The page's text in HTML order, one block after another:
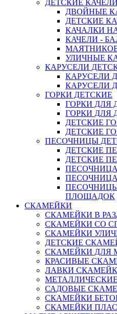
ДЕТСКИЕ КАЧЕЛИ
ДВОЙНЫЕ
ДЕТСКИЕ
КАЧАЛКИ
КАЧЕЛИ -
УЛИЧНЫЕ
КАРУСЕЛИ
КАРУСЕЛИ
КАРУСЕЛИ
ГОРКИ ДЕТСКИЕ
ГОРКИ ДЛЯ
ГОРКИ ДЛЯ
ДЕТСКИЕ
ДЕТСКИЕ
ПЕСОЧНИЦЫ
ДЕТСКИЕ
ДЕТСКИЕ
ПЛОЩАДОК
СКАМЕЙКИ
СКАМЕЙКИ В
СКАМЕЙКИ СО
СКАМЕЙКИ
ДЕТСКИЕ
СКАМЕЙКИ ДЛЯ
КРАСИВЫЕ
ЛАВКИ
САДОВЫЕ
СКАМЕЙКИ
СКАМЕЙКИ